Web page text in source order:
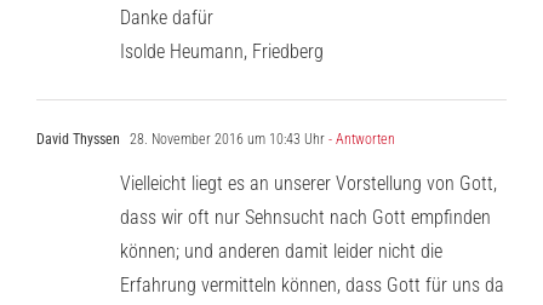
Danke dafür
Isolde Heumann, Friedberg
David Thyssen 28. November 2016 um 10:43 Uhr - Antworten
Vielleicht liegt es an unserer Vorstellung von Gott,
dass wir oft nur Sehnsucht nach Gott empfinden
können; und anderen damit leider nicht die
Erfahrung vermitteln können, dass Gott für uns da